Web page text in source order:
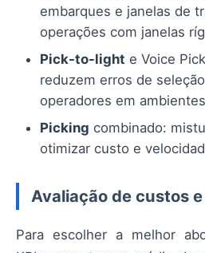
embarques e janelas de
operações com janelas
Pick-to-light e Voice
reduzem erros de
operadores em
Picking combinado:
otimizar custo e
Avaliação de custos
Para escolher a melhor